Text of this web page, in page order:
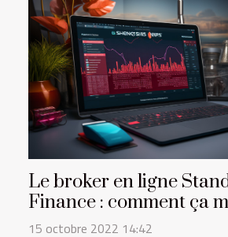
Le broker en ligne
Finance : comment ça
15 octobre 2022 14:42